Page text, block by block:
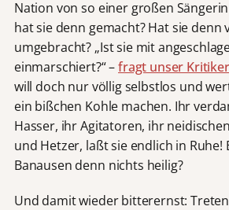
Nation von so einer großen
hat sie denn gemacht? Hat sie denn
umgebracht? „Ist sie mit
einmarschiert?“ –fragt unser
will doch nur völlig selbstlos und
ein bißchen Kohle machen. Ihr
Hasser, ihr Agitatoren, ihr
und Hetzer, laßt sie endlich in Ruhe!
Banausen denn nichts heilig?
Und damit wieder bitterernst: